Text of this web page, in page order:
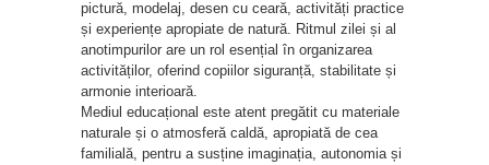
pictură, modelaj, desen cu ceară, activități practice
și experiențe apropiate de natură. Ritmul zilei și al
anotimpurilor are un rol esențial în organizarea
activităților, oferind copiilor siguranță, stabilitate și
armonie interioară.
Mediul educațional este atent pregătit cu materiale
naturale și o atmosferă caldă, apropiată de cea
familială, pentru a susține imaginația, autonomia și